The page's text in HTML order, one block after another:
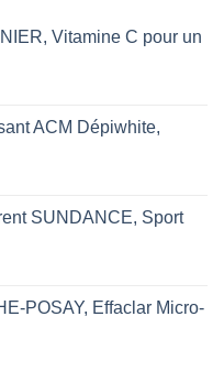
Vitamine C pour un
ACM Dépiwhite,
SUNDANCE, Sport
POSAY, Effaclar Micro-